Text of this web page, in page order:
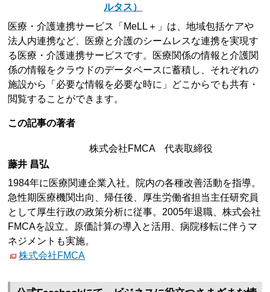
ルタス）
医療・介護連携サービス「MeLL＋」は、地域包括ケアや
法人内連携など、医療と介護のシームレスな連携を実現す
る医療・介護連携サービスです。医療関係の情報と介護関
係の情報をクラウドのデータベースに蓄積し、それぞれの
施設から「必要な情報を必要な時に」どこからでも共有・
閲覧することができます。
この記事の著者
株式会社FMCA 代表取締役
藤井 昌弘
1984年に医療関連企業入社。院内の各種改善活動を指導。
急性期医療機関出向、帰任後、厚生労働省担当主任研究員
として厚生行政の政策分析に従事。2005年退職、株式会社
FMCAを設立。原価計算の導入と活用、病院移転に伴うマ
ネジメントも実施。
株式会社FMCA